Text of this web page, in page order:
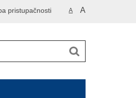
A A
pristupačnosti